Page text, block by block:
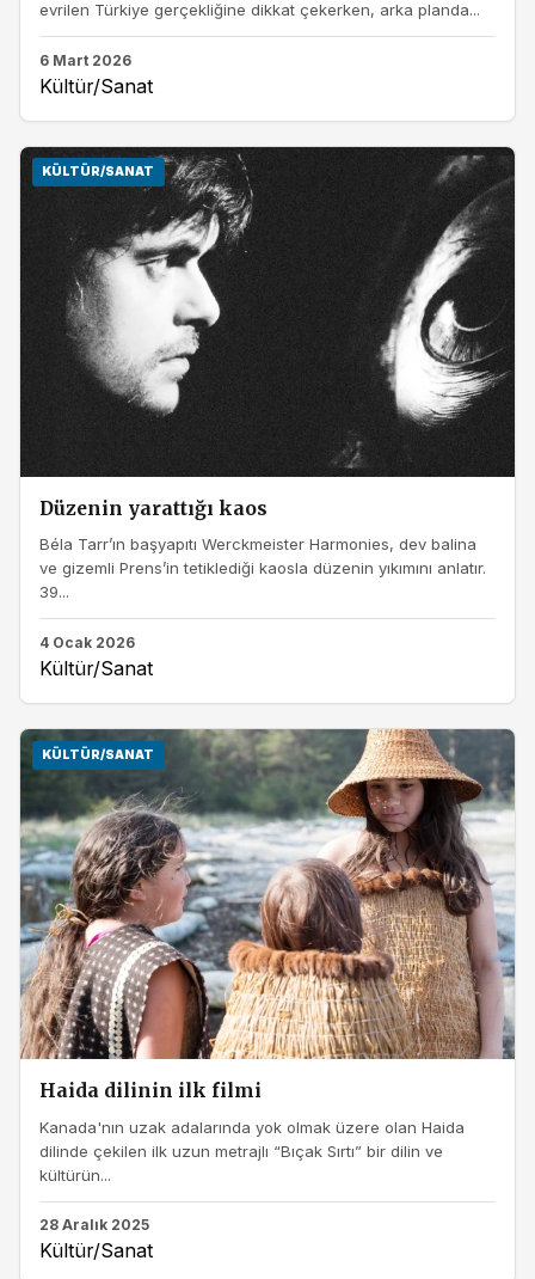
evrilen Türkiye gerçekliğine dikkat çekerken, arka planda...
6 Mart 2026
Kültür/Sanat
KÜLTÜR/SANAT
Düzenin yarattığı kaos
Béla Tarr’ın başyapıtı Werckmeister Harmonies, dev balina
ve gizemli Prens’in tetiklediği kaosla düzenin yıkımını anlatır.
39...
4 Ocak 2026
Kültür/Sanat
KÜLTÜR/SANAT
Haida dilinin ilk filmi
Kanada'nın uzak adalarında yok olmak üzere olan Haida
dilinde çekilen ilk uzun metrajlı “Bıçak Sırtı” bir dilin ve
kültürün...
28 Aralık 2025
Kültür/Sanat